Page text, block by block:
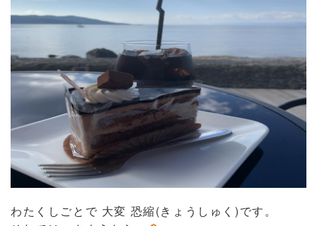
わたくしごとで 大変 恐縮(きょうしゅく)です。